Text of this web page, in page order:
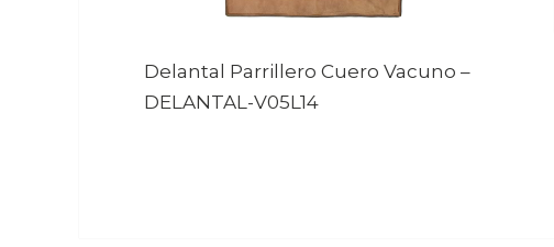
Delantal Parrillero Cuero Vacuno –
DELANTAL-V05L14